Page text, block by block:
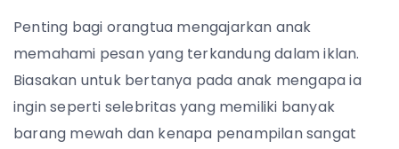
Penting bagi orangtua mengajarkan anak
memahami pesan yang terkandung dalam iklan.
Biasakan untuk bertanya pada anak mengapa ia
ingin seperti selebritas yang memiliki banyak
barang mewah dan kenapa penampilan sangat